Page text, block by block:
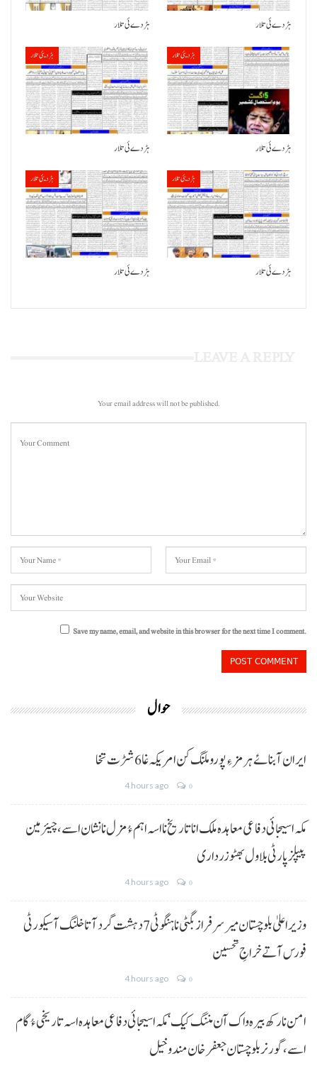
ہڑدے ئی تلار ہڑدے ئی تلار
ہڑدیئی تلار
ہڑدے ئی تلار
ہڑدیئی تلار
ہڑدے ئی تلار
ہڑدیئی تلار
ہڑدے ئی تلار
ہڑدیئی تلار
ہڑدے ئی تلار
Your email address will not be published.
Save my name, email, and website in this browser for the next time I comment.
حوال
ایران آبنائے ہرمز ءِ پورو ملنگ کن امریکہ غا 6 شڑت تخا
4 hours ago 0
مکہ اسیجائی دفاعی معاہدہ ملک انا تاریخ نا اسہ اہم ءُ مزل نا نشان اسے، چیئرمین
پیپلز پارٹی بلاول بھٹو زرداری
4 hours ago 0
وزیراعلیٰ بلوچستان میر سرفراز بگٹی نا ہنگو ٹی 7 دہشت گرد آتا خلنگ آ سیکورٹی
فورس آتے خراجِ تحسین
4 hours ago 0
امن نا رکھ بیرہ واک آن مننگ کیک‘ مکہ اسیجائی دفاعی معاہدہ اسہ تاریخی ءُ گام
اسے،گورنر بلوچستان جعفر خان مندوخیل